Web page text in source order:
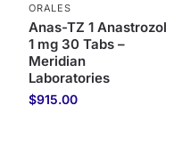
ORALES
Anas-TZ 1 Anastrozol
1 mg 30 Tabs –
Meridian
Laboratories
$915.00